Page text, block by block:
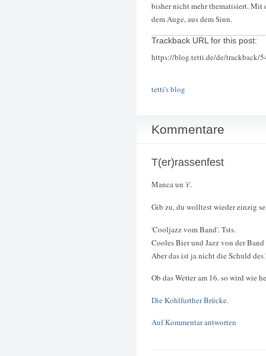
bisher nicht mehr thematisiert.
dem Auge, aus dem Sinn.
Trackback URL for this post:
https://blog.tetti.de/de/trackback/
tetti's blog
Kommentare
T(er)rassenfest
Manca un 'r'.
Gib zu, du wolltest wieder einzig
'Cooljazz vom Band'. Tsts.
Cooles Bier und Jazz von der
Aber das ist ja nicht die Schuld
Ob das Wetter am 16. so wird wie
Die Kohlfurther Brücke.
Auf Kommentar antworten